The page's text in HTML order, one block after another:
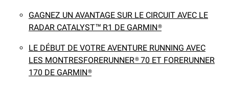
GAGNEZ UN AVANTAGE SUR LE CIRCUIT AVEC LE
RADAR CATALYST™ R1 DE GARMIN®
LE DÉBUT DE VOTRE AVENTURE RUNNING AVEC
LES MONTRESFORERUNNER® 70 ET FORERUNNER
170 DE GARMIN®